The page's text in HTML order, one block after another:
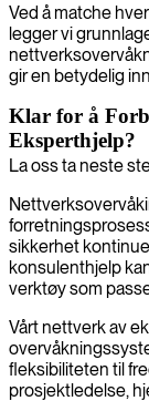
Ved å matche
legger vi
gir en betydelig
Klar for å
Eksperthjelp?
La oss ta neste
sikkerhet
konsulenthjelp
verktøy som
Vårt nettverk av
fleksibiliteten til
prosjektledelse,